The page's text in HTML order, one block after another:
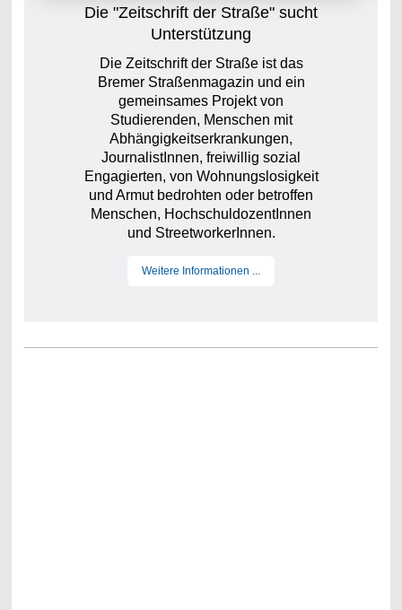
Die "Zeitschrift der Straße" sucht
Unterstützung
Die Zeitschrift der Straße ist das
Bremer Straßenmagazin und ein
gemeinsames Projekt von
Studierenden, Menschen mit
Abhängigkeitserkrankungen,
JournalistInnen, freiwillig sozial
Engagierten, von Wohnungslosigkeit
und Armut bedrohten oder betroffen
Menschen, HochschuldozentInnen
und StreetworkerInnen.
Weitere Informationen ...